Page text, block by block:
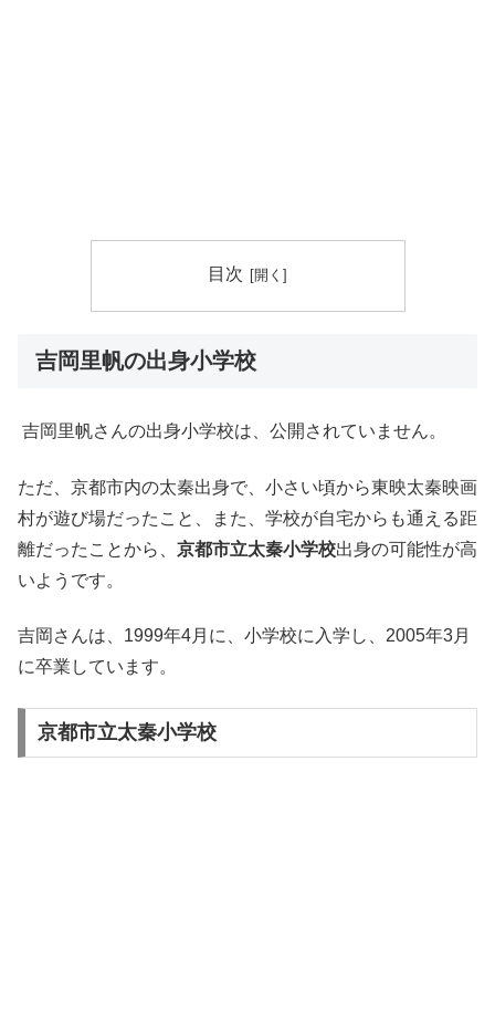
目次
吉岡里帆の出身小学校
吉岡里帆さんの出身小学校は、公開されていません。
ただ、京都市内の太秦出身で、小さい頃から東映太秦映画
村が遊び場だったこと、また、学校が自宅からも通える距
離だったことから、 京都市立太秦小学校出身の可能性が高
いようです。
吉岡さんは、1999年4月に、小学校に入学し、2005年3月
に卒業しています。
京都市立太秦小学校